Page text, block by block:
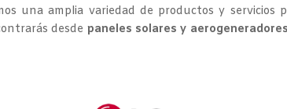
una amplia variedad de productos y servicios
desde paneles solares y